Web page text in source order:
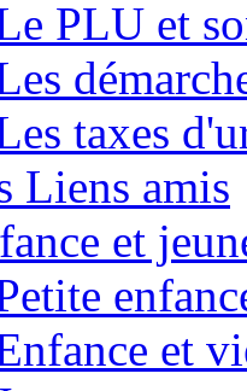
PLU et
taxes
Liens amis
et
et